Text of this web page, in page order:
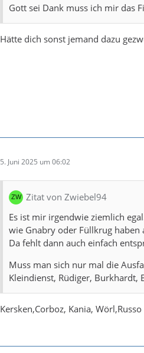
Gott sei Dank muss ich mir das
Hätte dich sonst jemand dazu
5. Juni 2025 um 06:02
Zitat von Zwiebel94
Es ist mir irgendwie ziemlich
wie Gnabry oder Füllkrug
Da fehlt dann auch einfach
Muss man sich nur mal die
Kleindienst, Rüdiger, Burkhardt,
Kersken,Corboz, Kania,